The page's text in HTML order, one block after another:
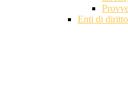
Enti di